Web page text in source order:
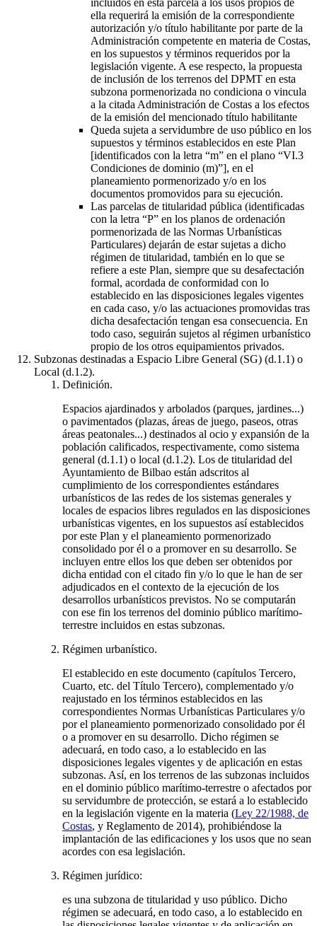
incluidos en esta parcela a los usos propios de
ella requerirá la emisión de la correspondiente
autorización y/o título habilitante por parte de la
Administración competente en materia de Costas,
en los supuestos y términos requeridos por la
legislación vigente. A ese respecto, la propuesta
de inclusión de los terrenos del DPMT en esta
subzona pormenorizada no condiciona o vincula
a la citada Administración de Costas a los efectos
de la emisión del mencionado título habilitante
Queda sujeta a servidumbre de uso público en los
supuestos y términos establecidos en este Plan
[identificados con la letra “m” en el plano “VI.3
Condiciones de dominio (m)”], en el
planeamiento pormenorizado y/o en los
documentos promovidos para su ejecución.
Las parcelas de titularidad pública (identificadas
con la letra “P” en los planos de ordenación
pormenorizada de las Normas Urbanísticas
Particulares) dejarán de estar sujetas a dicho
régimen de titularidad, también en lo que se
refiere a este Plan, siempre que su desafectación
formal, acordada de conformidad con lo
establecido en las disposiciones legales vigentes
en cada caso, y/o las actuaciones promovidas tras
dicha desafectación tengan esa consecuencia. En
todo caso, seguirán sujetos al régimen urbanístico
propio de los otros equipamientos privados.
Subzonas destinadas a Espacio Libre General (SG) (d.1.1) o
Local (d.1.2).
Definición.
Espacios ajardinados y arbolados (parques, jardines...)
o pavimentados (plazas, áreas de juego, paseos, otras
áreas peatonales...) destinados al ocio y expansión de la
población calificados, respectivamente, como sistema
general (d.1.1) o local (d.1.2). Los de titularidad del
Ayuntamiento de Bilbao están adscritos al
cumplimiento de los correspondientes estándares
urbanísticos de las redes de los sistemas generales y
locales de espacios libres regulados en las disposiciones
urbanísticas vigentes, en los supuestos así establecidos
por este Plan y el planeamiento pormenorizado
consolidado por él o a promover en su desarrollo. Se
incluyen entre ellos los que deben ser obtenidos por
dicha entidad con el citado fin y/o lo que le han de ser
adjudicados en el contexto de la ejecución de los
desarrollos urbanísticos previstos. No se computarán
con ese fin los terrenos del dominio público marítimo-
terrestre incluidos en estas subzonas.
Régimen urbanístico.
El establecido en este documento (capítulos Tercero,
Cuarto, etc. del Título Tercero), complementado y/o
reajustado en los términos establecidos en las
correspondientes Normas Urbanísticas Particulares y/o
por el planeamiento pormenorizado consolidado por él
o a promover en su desarrollo. Dicho régimen se
adecuará, en todo caso, a lo establecido en las
disposiciones legales vigentes y de aplicación en estas
subzonas. Así, en los terrenos de las subzonas incluidos
en el dominio público marítimo-terrestre o afectados por
su servidumbre de protección, se estará a lo establecido
en la legislación vigente en la materia (Ley 22/1988, de
Costas, y Reglamento de 2014), prohibiéndose la
implantación de las edificaciones y los usos que no sean
acordes con esa legislación.
Régimen jurídico:
es una subzona de titularidad y uso público. Dicho
régimen se adecuará, en todo caso, a lo establecido en